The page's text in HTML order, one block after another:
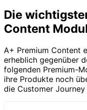
Die
Content
A+ Premium Content
erheblich gegenüber
folgenden Premium-
ihre Produkte noch
die Customer